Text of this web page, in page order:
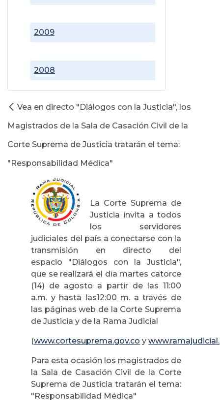
2008
2009
Vea en directo "Diálogos con la Justicia", los
Magistrados de la Sala de Casación Civil de la
Corte Suprema de Justicia tratarán el tema:
"Responsabilidad Médica"
La Corte Suprema de
Justicia invita a todos
los servidores
judiciales del país a conectarse con la
transmisión en directo del
espacio "Diálogos con la Justicia",
que se realizará el día martes catorce
(14) de agosto a partir de las 11:00
a.m. y hasta las12:00 m. a través de
las páginas web de la Corte Suprema
de Justicia y de la Rama Judicial
(www.cortesuprema.gov.co y
Para esta ocasión los magistrados de
la Sala de Casación Civil de la Corte
Suprema de Justicia tratarán el tema:
"Responsabilidad Médica"